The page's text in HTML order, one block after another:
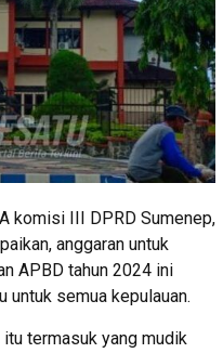
komisi III DPRD Sumenep,
anggaran untuk
APBD tahun 2024 ini
untuk semua kepulauan.
termasuk yang mudik